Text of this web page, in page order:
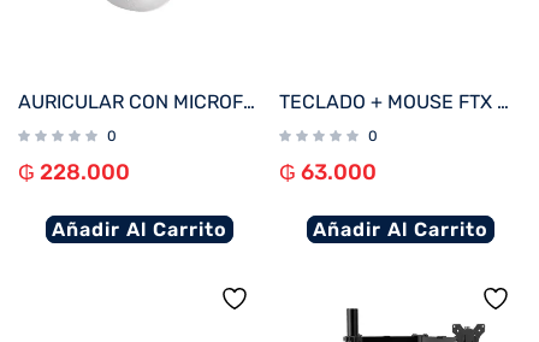
AURICULAR CON MICROFONO KLIP KTE-750WH EDGEBUDSPRO BT/MIC/ANC/TWS/TOUCH/IPX3/BLANCO
0
₲ 228.000
Añadir Al Carrito
TECLADO + MOUSE FTX WIRELESS FTXGK600 NUMERICO/ESPAÑOL BLANCO/ROSA
0
₲ 63.000
Añadir Al Carrito